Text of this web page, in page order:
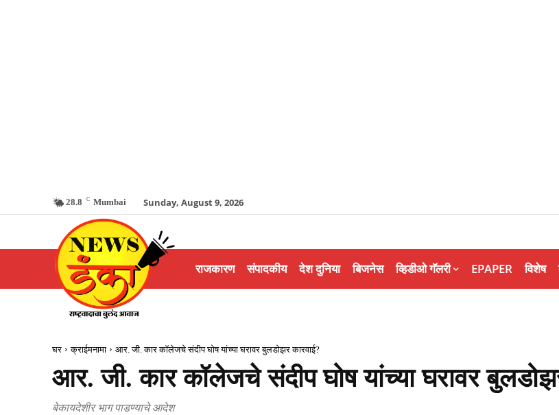
28.8 C Mumbai Sunday, August 9, 2026
राजकारण संपादकीय देश दुनिया बिजनेस व्हिडीओ गॅलरी EPAPER विशेष
घर क्राईमनामा आर. जी. कार कॉलेजचे संदीप घोष यांच्या घरावर बुलडोझर कारवाई?
आर. जी. कार कॉलेजचे संदीप घोष यांच्या घरावर
बेकायदेशीर भाग पाडण्याचे आदेश